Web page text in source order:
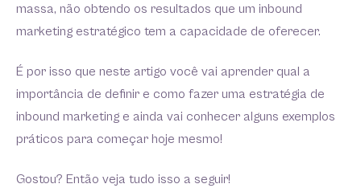
massa, não obtendo os resultados que um inbound
marketing estratégico tem a capacidade de oferecer.
É por isso que neste artigo você vai aprender qual a
importância de definir e como fazer uma estratégia de
inbound marketing e ainda vai conhecer alguns exemplos
práticos para começar hoje mesmo!
Gostou? Então veja tudo isso a seguir!